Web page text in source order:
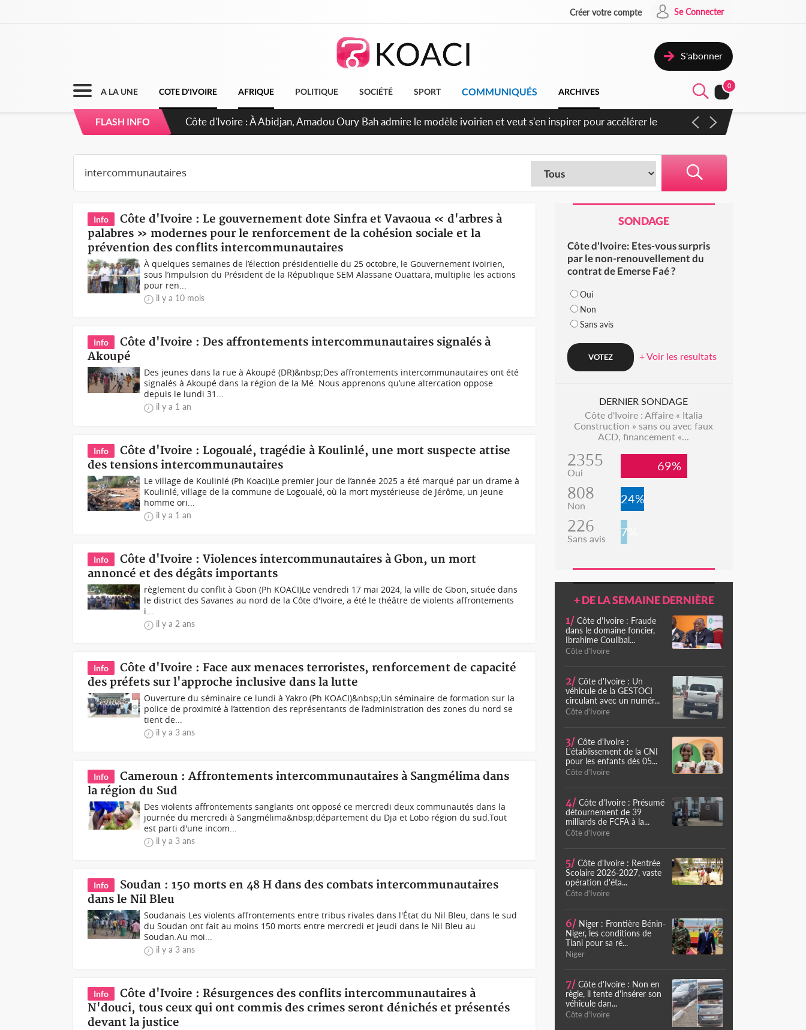
Créer votre compte Se Connecter
S'abonner
A LA UNE COTE D'IVOIRE AFRIQUE POLITIQUE SOCIÉTÉ SPORT COMMUNIQUÉS ARCHIVES
0
FLASH INFO
Côte d'Ivoire : À Abidjan, Amadou Oury Bah admire le modèle ivoirien et veut s'en inspirer pour accélérer le
Info
Côte d'Ivoire : Le gouvernement dote Sinfra et Vavaoua « d'arbres à
palabres » modernes pour le renforcement de la cohésion sociale et la
prévention des conflits intercommunautaires
À quelques semaines de l’élection présidentielle du 25 octobre, le Gouvernement ivoirien,
sous l’impulsion du Président de la République SEM Alassane Ouattara, multiplie les actions
pour ren...
il y a 10 mois
Info
Côte d'Ivoire : Des affrontements intercommunautaires signalés à
Akoupé
Des jeunes dans la rue à Akoupé (DR)&nbsp;Des affrontements intercommunautaires ont été
signalés à Akoupé dans la région de la Mé. Nous apprenons qu’une altercation oppose
depuis le lundi 31...
il y a 1 an
Info
Côte d'Ivoire : Logoualé, tragédie à Koulinlé, une mort suspecte attise
des tensions intercommunautaires
Le village de Koulinlé (Ph Koaci)Le premier jour de l’année 2025 a été marqué par un drame à
Koulinlé, village de la commune de Logoualé, où la mort mystérieuse de Jérôme, un jeune
homme ori...
il y a 1 an
Info
Côte d'Ivoire : Violences intercommunautaires à Gbon, un mort
annoncé et des dégâts importants
règlement du conflit à Gbon (Ph KOACI)Le vendredi 17 mai 2024, la ville de Gbon, située dans
le district des Savanes au nord de la Côte d'Ivoire, a été le théâtre de violents affrontements
i...
il y a 2 ans
Info
Côte d'Ivoire : Face aux menaces terroristes, renforcement de capacité
des préfets sur l'approche inclusive dans la lutte
Ouverture du séminaire ce lundi à Yakro (Ph KOACI)&nbsp;Un séminaire de formation sur la
police de proximité à l’attention des représentants de l’administration des zones du nord se
tient de...
il y a 3 ans
Info
Cameroun : Affrontements intercommunautaires à Sangmélima dans
la région du Sud
Des violents affrontements sanglants ont opposé ce mercredi deux communautés dans la
journée du mercredi à Sangmélima&nbsp;département du Dja et Lobo région du sud.Tout
est parti d'une incom...
il y a 3 ans
Info
Soudan : 150 morts en 48 H dans des combats intercommunautaires
dans le Nil Bleu
Soudanais Les violents affrontements entre tribus rivales dans l'État du Nil Bleu, dans le sud
du Soudan ont fait au moins 150 morts entre mercredi et jeudi dans le Nil Bleu au
Soudan.Au moi...
il y a 3 ans
Info
Côte d'Ivoire : Résurgences des conflits intercommunautaires à
N'douci, tous ceux qui ont commis des crimes seront dénichés et présentés
devant la justice
SONDAGE
Côte d'Ivoire: Etes-vous surpris
par le non-renouvellement du
contrat de Emerse Faé ?
Oui
Non
Sans avis
+ Voir les resultats
DERNIER SONDAGE
Côte d'Ivoire : Affaire « Italia
Construction » sans ou avec faux
ACD, financement «...
2355
Oui 69%
808
Non 24%
226
Sans avis 7%
+ DE LA SEMAINE DERNIÈRE
1/ Côte d'Ivoire : Fraude
dans le domaine foncier,
Ibrahime Coulibal...
Côte d'Ivoire
2/ Côte d'Ivoire : Un
véhicule de la GESTOCI
circulant avec un numér...
Côte d'Ivoire
3/ Côte d'Ivoire :
L'établissement de la CNI
pour les enfants dès 05...
Côte d'Ivoire
4/ Côte d'Ivoire : Présumé
détournement de 39
milliards de FCFA à la...
Côte d'Ivoire
5/ Côte d'Ivoire : Rentrée
Scolaire 2026-2027, vaste
opération d'éta...
Côte d'Ivoire
6/ Niger : Frontière Bénin-
Niger, les conditions de
Tiani pour sa ré...
Niger
7/ Côte d'Ivoire : Non en
règle, il tente d'insérer son
véhicule dan...
Côte d'Ivoire